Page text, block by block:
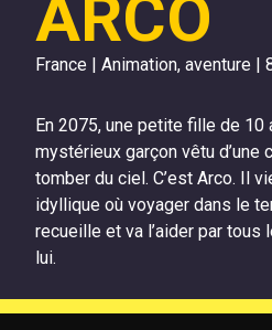
ARCO
France | Animation, aventure |
En 2075, une petite fille de 10
mystérieux garçon vêtu d’une
tomber du ciel. C’est Arco. Il
idyllique où voyager dans le
recueille et va l’aider par tous
lui.